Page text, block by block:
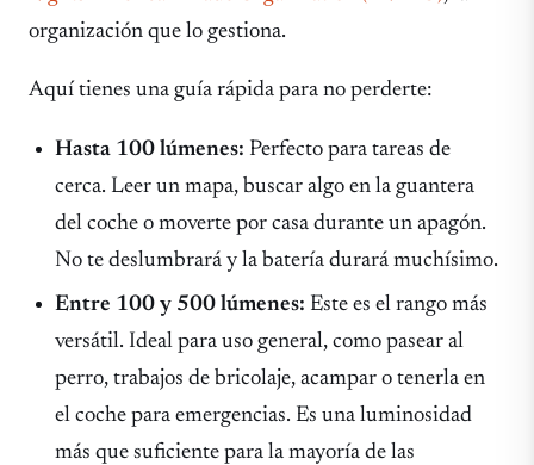
organización que lo gestiona.
Aquí tienes una guía rápida para no perderte:
Hasta 100 lúmenes: Perfecto para tareas de
cerca. Leer un mapa, buscar algo en la guantera
del coche o moverte por casa durante un apagón.
No te deslumbrará y la batería durará muchísimo.
Entre 100 y 500 lúmenes: Este es el rango más
versátil. Ideal para uso general, como pasear al
perro, trabajos de bricolaje, acampar o tenerla en
el coche para emergencias. Es una luminosidad
más que suficiente para la mayoría de las